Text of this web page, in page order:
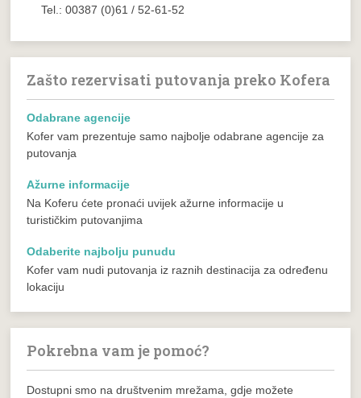
Tel.: 00387 (0)61 / 52-61-52
Zašto rezervisati putovanja preko Kofera
Odabrane agencije
Kofer vam prezentuje samo najbolje odabrane agencije za
putovanja
Ažurne informacije
Na Koferu ćete pronaći uvijek ažurne informacije u
turističkim putovanjima
Odaberite najbolju punudu
Kofer vam nudi putovanja iz raznih destinacija za određenu
lokaciju
Pokrebna vam je pomoć?
Dostupni smo na društvenim mrežama, gdje možete